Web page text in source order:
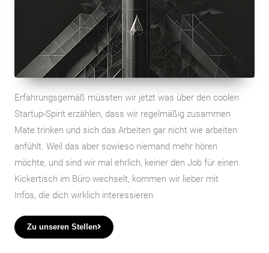
Erfahrungsgemäß müssten wir jetzt was über den coolen
Startup-Spirit erzählen, dass wir regelmäßig zusammen
Mate trinken und sich das Arbeiten gar nicht wie arbeiten
anfühlt. Weil das aber sowieso niemand mehr hören
möchte, und sind wir mal ehrlich, keiner den Job für einen
Kickertisch im Büro wechselt, kommen wir lieber mit
Infos, die dich wirklich interessieren.
Zu unseren Stellen